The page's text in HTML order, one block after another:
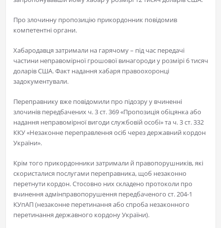
Про злочинну пропозицію прикордонник повідомив
компетентні органи.
Хабародавця затримали на гарячому – під час передачі
частини неправомірної грошової винагороди у розмірі 6 тисяч
доларів США. Факт надання хабаря правоохоронці
задокументували.
Переправнику вже повідомили про підозру у вчиненні
злочинів передбачених ч. 3 ст. 369 «Пропозиція обіцянка або
надання неправомірної вигоди службовій особі» та ч. 3 ст. 332
ККУ «Незаконне переправлення осіб через державний кордон
України».
Крім того прикордонники затримали й правопорушників, які
скористалися послугами переправника, щоб незаконно
перетнути кордон. Стосовно них складено протоколи про
вчинення адмінправопорушення передбаченого ст. 204-1
КУпАП (незаконне перетинання або спроба незаконного
перетинання державного кордону України).